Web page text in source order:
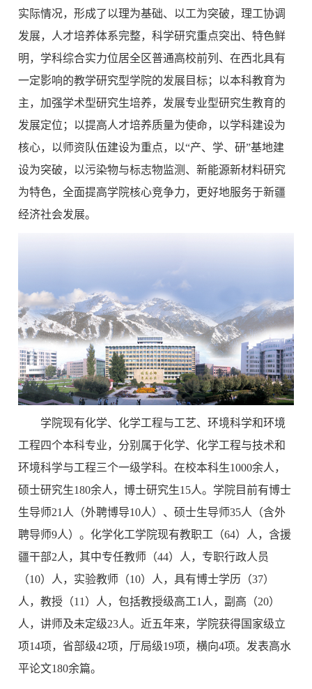
实际情况，形成了以理为基础、以工为突破，理工协调
发展，人才培养体系完整，科学研究重点突出、特色鲜
明，学科综合实力位居全区普通高校前列、在西北具有
一定影响的教学研究型学院的发展目标；以本科教育为
主，加强学术型研究生培养，发展专业型研究生教育的
发展定位；以提高人才培养质量为使命，以学科建设为
核心，以师资队伍建设为重点，以“产、学、研”基地建
设为突破，以污染物与标志物监测、新能源新材料研究
为特色，全面提高学院核心竞争力，更好地服务于新疆
经济社会发展。
学院现有化学、化学工程与工艺、环境科学和环境
工程四个本科专业，分别属于化学、化学工程与技术和
环境科学与工程三个一级学科。在校本科生1000余人，
硕士研究生180余人，博士研究生15人。学院目前有博士
生导师21人（外聘博导10人）、硕士生导师35人（含外
聘导师9人）。化学化工学院现有教职工（64）人，含援
疆干部2人，其中专任教师（44）人，专职行政人员
（10）人，实验教师（10）人，具有博士学历（37）
人，教授（11）人，包括教授级高工1人，副高（20）
人，讲师及未定级23人。近五年来，学院获得国家级立
项14项，省部级42项，厅局级19项，横向4项。发表高水
平论文180余篇。